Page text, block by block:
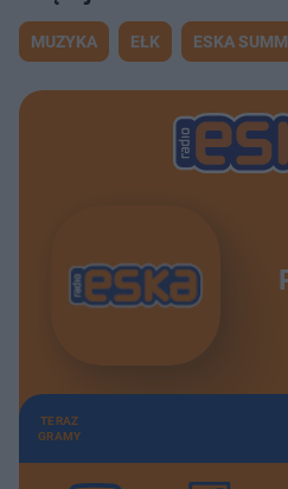
MUZYKA EŁK ESKA
TERAZ
GRAMY